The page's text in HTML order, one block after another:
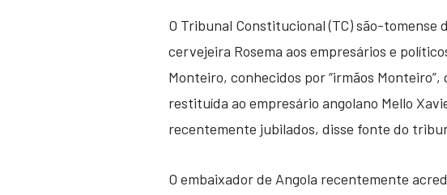
O Tribunal Constitucional (TC) são-tomense
cervejeira Rosema aos empresários e
Monteiro, conhecidos por “irmãos
restituída ao empresário angolano Mello
recentemente jubilados, disse fonte do
O embaixador de Angola recentemente